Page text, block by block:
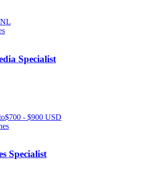
Specialist
$700 - $900 USD
Specialist